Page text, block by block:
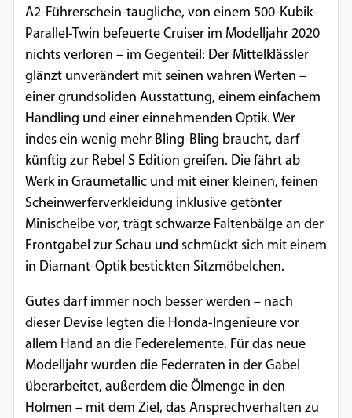
A2-Führerschein-taugliche, von einem 500-Kubik-
Parallel-Twin befeuerte Cruiser im Modelljahr 2020
nichts verloren – im Gegenteil: Der Mittelklässler
glänzt unverändert mit seinen wahren Werten –
einer grundsoliden Ausstattung, einem einfachem
Handling und einer einnehmenden Optik. Wer
indes ein wenig mehr Bling-Bling braucht, darf
künftig zur Rebel S Edition greifen. Die fährt ab
Werk in Graumetallic und mit einer kleinen, feinen
Scheinwerferverkleidung inklusive getönter
Minischeibe vor, trägt schwarze Faltenbälge an der
Frontgabel zur Schau und schmückt sich mit einem
in Diamant-Optik bestickten Sitzmöbelchen.
Gutes darf immer noch besser werden – nach
dieser Devise legten die Honda-Ingenieure vor
allem Hand an die Federelemente. Für das neue
Modelljahr wurden die Federraten in der Gabel
überarbeitet, außerdem die Ölmenge in den
Holmen – mit dem Ziel, das Ansprechverhalten zu
Cookie Laufzeit:
1 Jahr
EXTERNE MEDIEN
Um Inhalte von Videoplattformen und
Social Media Plattformen anzeigen zu
können, werden von diesen externen
Medien Cookies gesetzt.
YouTube
Google Maps
Anbieter:
Google